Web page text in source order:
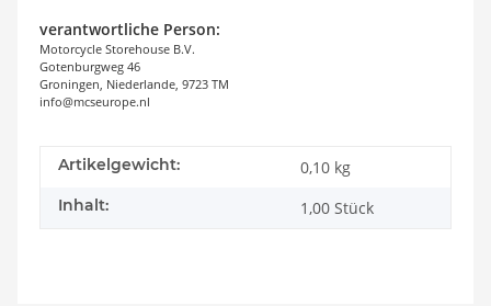
verantwortliche Person:
Motorcycle Storehouse B.V.
Gotenburgweg 46
Groningen, Niederlande, 9723 TM
info@mcseurope.nl
Artikelgewicht: 0,10 kg
Inhalt: 1,00 Stück